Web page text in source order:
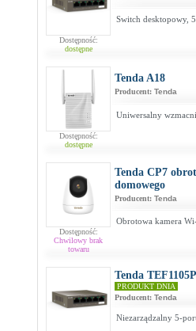
Dostępność:
dostępne
Switch desktopowy,
Dostępność:
dostępne
Tenda A18
Producent: Tenda
Uniwersalny
Dostępność:
Chwilowy brak
towaru
Tenda CP7
domowego
Producent: Tenda
Obrotowa kamera
Tenda
PRODUKT DNIA
Producent: Tenda
Niezarządzalny 5-